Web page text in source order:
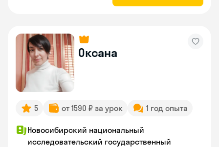
Оксана
5 от 1590 ₽ за урок 1 год опыта
Новосибирский национальный
исследовательский государственный